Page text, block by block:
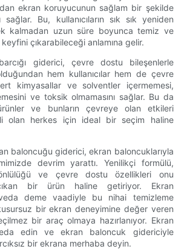
ekran koruyucunun sağlam bir şekilde
sağlar. Bu, kullanıcıların sık sık yeniden
kalmadan uzun süre boyunca temiz ve
çıkarabileceği anlamına gelir.
giderici, çevre dostu bileşenlerle
hem kullanıcılar hem de çevre
kimyasallar ve solventler içermemesi,
ve toksik olmamasını sağlar. Bu da
ve bunların çevreye olan etkileri
olan herkes için ideal bir seçim haline
baloncuğu giderici, ekran baloncuklarıyla
devrim yarattı. Yenilikçi formülü,
ve çevre dostu özellikleri onu
bir ürün haline getiriyor. Ekran
deme vaadiyle bu nihai temizleme
bir ekran deneyimine değer veren
bir araç olmaya hazırlanıyor. Ekran
edin ve ekran baloncuk gidericiyle
bir ekrana merhaba deyin.